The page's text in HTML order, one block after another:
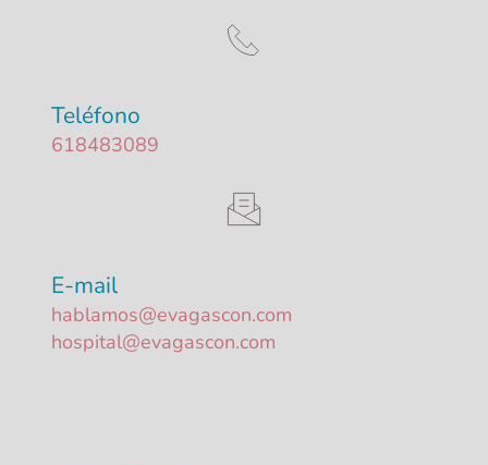
Teléfono
618483089
E-mail
hablamos@evagascon.com
hospital@evagascon.com